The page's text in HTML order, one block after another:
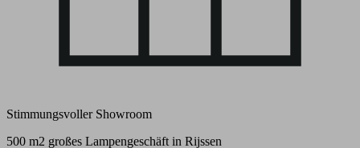
Stimmungsvoller Showroom
500 m2 großes Lampengeschäft in Rijssen